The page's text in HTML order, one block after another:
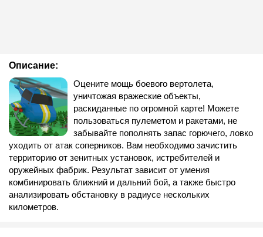
Описание:
Оцените мощь боевого вертолета,
уничтожая вражеские объекты,
раскиданные по огромной карте! Можете
пользоваться пулеметом и ракетами, не
забывайте пополнять запас горючего, ловко
уходить от атак соперников. Вам необходимо зачистить
территорию от зенитных установок, истребителей и
оружейных фабрик. Результат зависит от умения
комбинировать ближний и дальний бой, а также быстро
анализировать обстановку в радиусе нескольких
километров.